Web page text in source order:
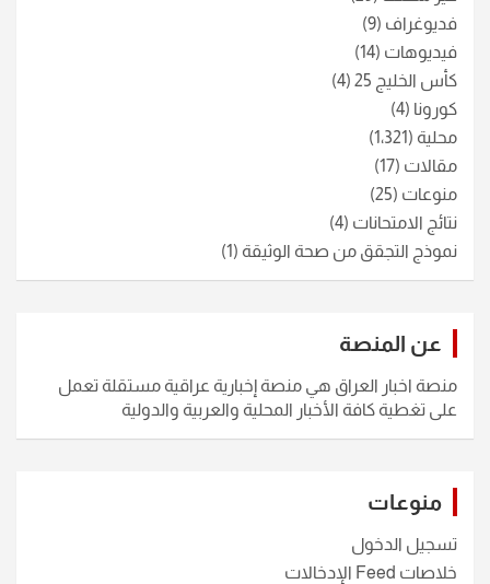
فديوغراف (9)
فيديوهات (14)
كأس الخليج 25
(4)
كورونا (4)
محلية (1٬321)
مقالات (17)
منوعات (25)
نتائج الامتحانات (4)
نموذج التجقق من صحة الوثيقة (1)
عن المنصة
منصة اخبار العراق هي منصة إخبارية عراقية مستقلة تعمل
على تغطية كافة الأخبار المحلية والعربية والدولية
منوعات
تسجيل الدخول
خلاصات Feed الإدخالات